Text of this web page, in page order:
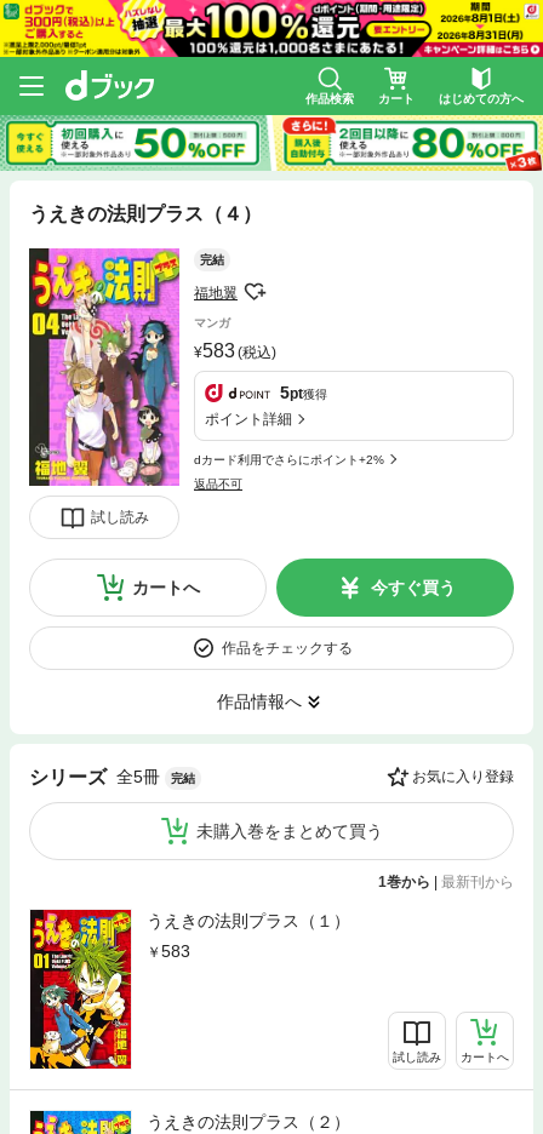
作品検索 カート はじめての方へ
うえきの法則プラス（４）
試し読み
完結
福地翼
マンガ
583(税込)
5pt獲得
ポイント詳細
dカード利用でさらにポイント+2%
返品不可
カートへ 今すぐ買う
作品をチェックする
作品情報へ
シリーズ 全5冊 完結 お気に入り登録
未購入巻をまとめて買う
1巻から 最新刊から
うえきの法則プラス（１）
583
試し読み カートへ
うえきの法則プラス（２）